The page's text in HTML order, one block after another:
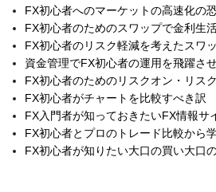
FX初心者へのマーケットの高速化の
FX初心者のためのスワップで金利生
FX初心者のリスク軽減を考えたスワ
資金管理でFX初心者の運用を飛躍さ
FX初心者のためのリスクオン・リス
FX初心者がチャートを比較すべき訳
FX入門者が知っておきたいFX情報サ
FX初心者とプロのトレード比較から
FX初心者が知りたい大口の買い大口